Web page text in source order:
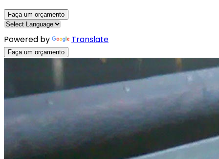
Faça um orçamento
Powered by Translate
Faça um orçamento